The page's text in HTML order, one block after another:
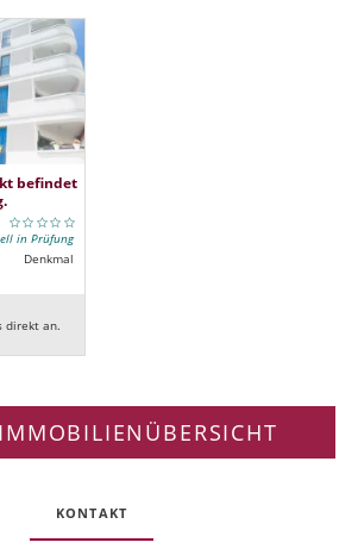
befindet
in Prüfung
Denkmal
direkt an.
KONTAKT